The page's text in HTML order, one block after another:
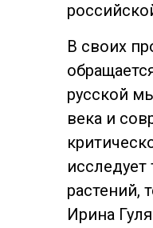
В своих
русской
века и
растений,
Ирина